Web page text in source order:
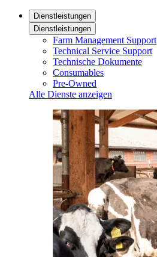
Dienstleistungen
Dienstleistungen
Farm Management Support
Technical Service Support
Technische Dokumente
Consumables
Pre-Owned
Alle Dienste anzeigen